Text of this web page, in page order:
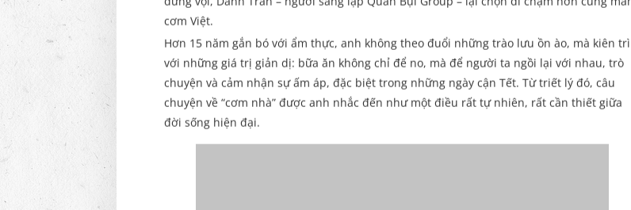
dừng vội, Danh Trần – người sáng lập Quán Bụi Group – lại chọn đi chậm hơn cùng mâm
cơm Việt.
Hơn 15 năm gắn bó với ẩm thực, anh không theo đuổi những trào lưu ồn ào, mà kiên trì
với những giá trị giản dị: bữa ăn không chỉ để no, mà để người ta ngồi lại với nhau, trò
chuyện và cảm nhận sự ấm áp, đặc biệt trong những ngày cận Tết. Từ triết lý đó, câu
chuyện về “cơm nhà” được anh nhắc đến như một điều rất tự nhiên, rất cần thiết giữa
đời sống hiện đại.